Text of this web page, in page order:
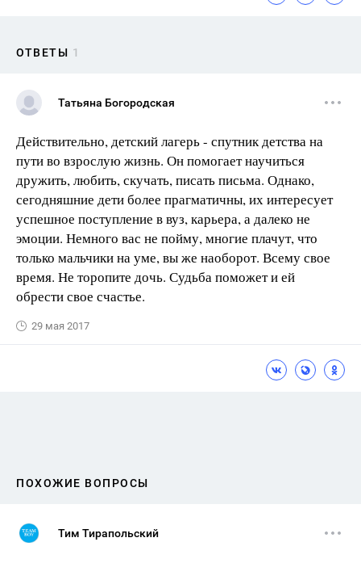
ОТВЕТЫ 1
Татьяна Богородская
Действительно, детский лагерь - спутник детства на
пути во взрослую жизнь. Он помогает научиться
дружить, любить, скучать, писать письма. Однако,
сегодняшние дети более прагматичны, их интересует
успешное поступление в вуз, карьера, а далеко не
эмоции. Немного вас не пойму, многие плачут, что
только мальчики на уме, вы же наоборот. Всему свое
время. Не торопите дочь. Судьба поможет и ей
обрести свое счастье.
29 мая 2017
ПОХОЖИЕ ВОПРОСЫ
Тим Тирапольский